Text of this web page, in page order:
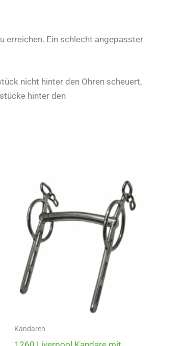
erreichen. Ein schlecht angepasster
nicht hinter den Ohren scheuert,
hinter den
Kandaren